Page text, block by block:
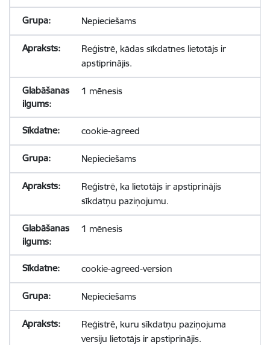
Nepieciešams
Reģistrē, kādas sīkdatnes lietotājs ir
apstiprinājis.
1 mēnesis
cookie-agreed
Nepieciešams
Reģistrē, ka lietotājs ir apstiprinājis
sīkdatņu paziņojumu.
1 mēnesis
cookie-agreed-version
Nepieciešams
Reģistrē, kuru sīkdatņu paziņojuma
versiju lietotājs ir apstiprinājis.